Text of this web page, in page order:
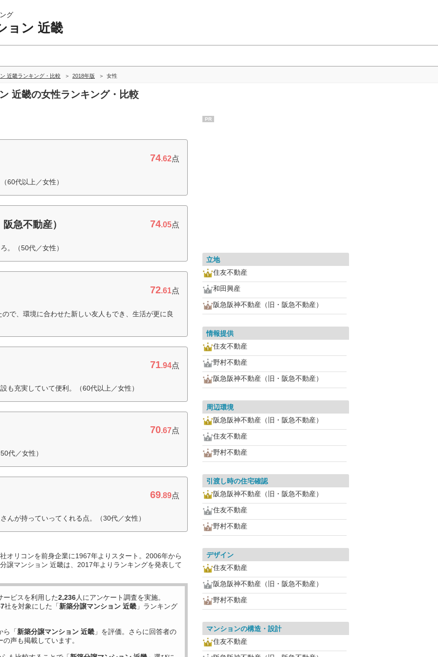
グ
ョン 近畿
近畿ランキング・比較 2018年版 女性
近畿の女性ランキング・比較
74.62点
60代以上／女性）
急不動産） 74.05点
。（50代／女性）
72.61点
で、環境に合わせた新しい友人もでき、生活が更に良
71.94点
も充実していて便利。（60代以上／女性）
70.67点
代／女性）
69.89点
んが持っていってくれる点。（30代／女性）
オリコンを前身企業に1967年よりスタート。2006年から
譲マンション 近畿は、2017年よりランキングを発表して
ービスを利用した2,236人にアンケート調査を実施。
社を対象にした「新築分譲マンション 近畿 」ランキング
ら「新築分譲マンション 近畿 」を評価。さらに回答者の
声も掲載しています。
PR
立地
住友不動産
和田興産
阪急阪神不動産（旧・阪急不動産）
情報提供
住友不動産
野村不動産
阪急阪神不動産（旧・阪急不動産）
周辺環境
阪急阪神不動産（旧・阪急不動産）
住友不動産
野村不動産
引渡し時の住宅確認
阪急阪神不動産（旧・阪急不動産）
住友不動産
野村不動産
デザイン
住友不動産
阪急阪神不動産（旧・阪急不動産）
野村不動産
マンションの構造・設計
住友不動産